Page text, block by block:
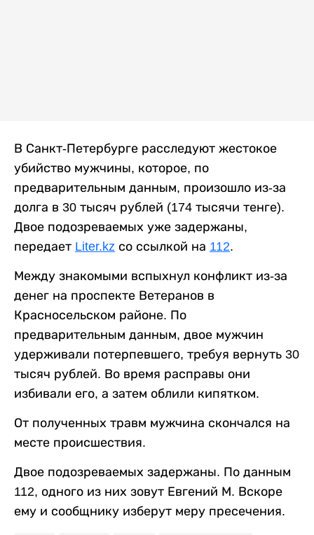
В Санкт-Петербурге расследуют жестокое
убийство мужчины, которое, по
предварительным данным, произошло из-за
долга в 30 тысяч рублей (174 тысячи тенге).
Двое подозреваемых уже задержаны,
передает Liter.kz со ссылкой на 112.
Между знакомыми вспыхнул конфликт из-за
денег на проспекте Ветеранов в
Красносельском районе. По
предварительным данным, двое мужчин
удерживали потерпевшего, требуя вернуть 30
тысяч рублей. Во время расправы они
избивали его, а затем облили кипятком.
От полученных травм мужчина скончался на
месте происшествия.
Двое подозреваемых задержаны. По данным
112, одного из них зовут Евгений М. Вскоре
ему и сообщнику изберут меру пресечения.